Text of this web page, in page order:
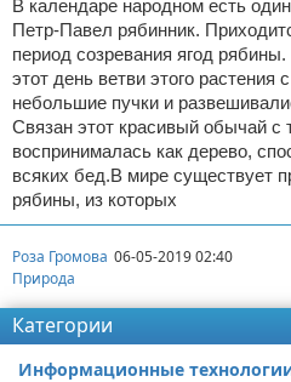
В календаре народном есть
Петр-Павел рябинник.
период созревания ягод
этот день ветви этого
небольшие пучки и
Связан этот красивый обычай с
воспринималась как дерево,
всяких бед.В мире существует
рябины, из которых
Роза Громова 06-05-2019 02:40
Природа
Категории
Информационные